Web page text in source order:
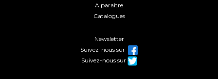
A paraître
Catalogues
Newsletter
Suivez-nous sur
Suivez-nous sur